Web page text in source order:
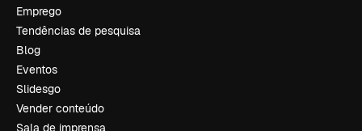
Emprego
Tendências de pesquisa
Blog
Eventos
Slidesgo
Vender conteúdo
Sala de imprensa